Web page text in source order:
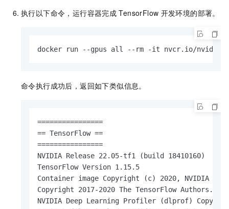
执行以下命令，运行容器完成 TensorFlow 开发环境的部署。
docker run --gpus all --rm -it nvcr.io/nvidia/
命令执行成功后，返回如下类似信息。
================
== TensorFlow ==
================
NVIDIA Release 22.05-tf1 (build 18410160)
TensorFlow Version 1.15.5
Container image Copyright (c) 2020, NVIDIA
Copyright 2017-2020 The TensorFlow Authors.
NVIDIA Deep Learning Profiler (dlprof)